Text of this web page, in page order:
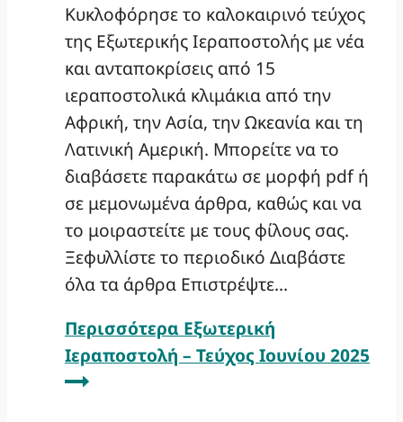
Κυκλοφόρησε το καλοκαιρινό τεύχος
της Εξωτερικής Ιεραποστολής με νέα
και ανταποκρίσεις από 15
ιεραποστολικά κλιμάκια από την
Αφρική, την Ασία, την Ωκεανία και τη
Λατινική Αμερική. Μπορείτε να το
διαβάσετε παρακάτω σε μορφή pdf ή
σε μεμονωμένα άρθρα, καθώς και να
το μοιραστείτε με τους φίλους σας.
Ξεφυλλίστε το περιοδικό Διαβάστε
όλα τα άρθρα Επιστρέψτε…
Περισσότερα Εξωτερική
Ιεραποστολή – Τεύχος Ιουνίου 2025